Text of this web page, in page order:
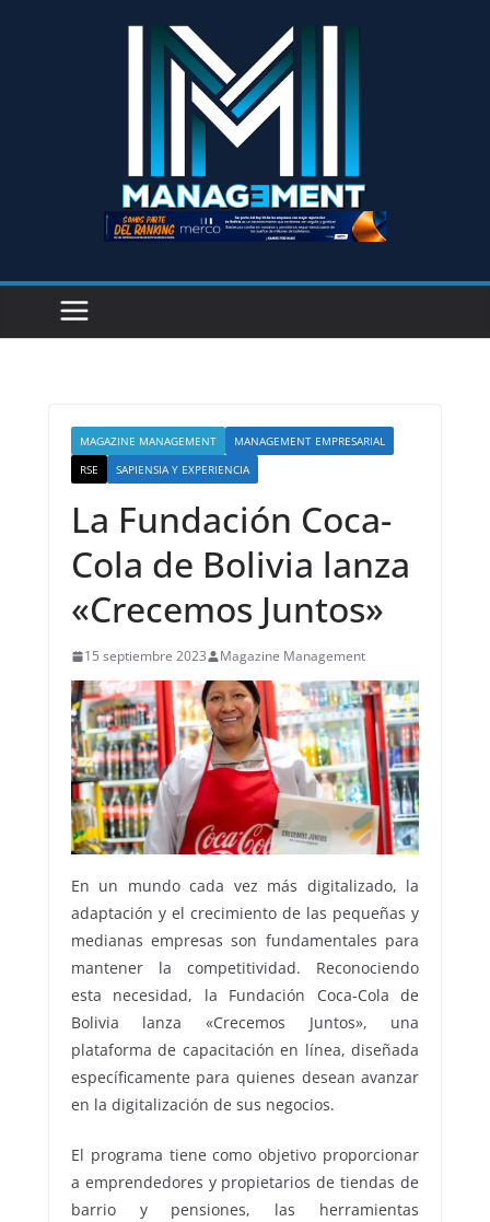
MAGAZINE MANAGEMENT
MANAGEMENT EMPRESARIAL
RSE
SAPIENSIA Y EXPERIENCIA
La Fundación Coca-
Cola de Bolivia lanza
«Crecemos Juntos»
15 septiembre 2023 Magazine Management
En un mundo cada vez más digitalizado, la
adaptación y el crecimiento de las pequeñas y
medianas empresas son fundamentales para
mantener la competitividad. Reconociendo
esta necesidad, la Fundación Coca-Cola de
Bolivia lanza «Crecemos Juntos», una
plataforma de capacitación en línea, diseñada
específicamente para quienes desean avanzar
en la digitalización de sus negocios.
El programa tiene como objetivo proporcionar
a emprendedores y propietarios de tiendas de
barrio y pensiones, las herramientas